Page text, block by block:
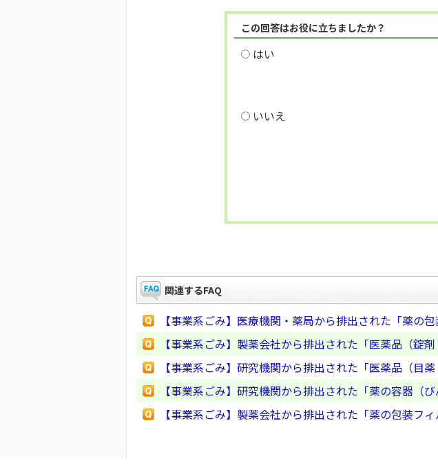
この回答はお役に立ちましたか？
はい
いいえ
関連するFAQ
【事業系ごみ】医療機関・薬局から排出された「薬の
【事業系ごみ】製薬会社から排出された「医薬品（錠
【事業系ごみ】研究機関から排出された「医薬品（目
【事業系ごみ】研究機関から排出された「薬の容器（
【事業系ごみ】製薬会社から排出された「薬の包装フ